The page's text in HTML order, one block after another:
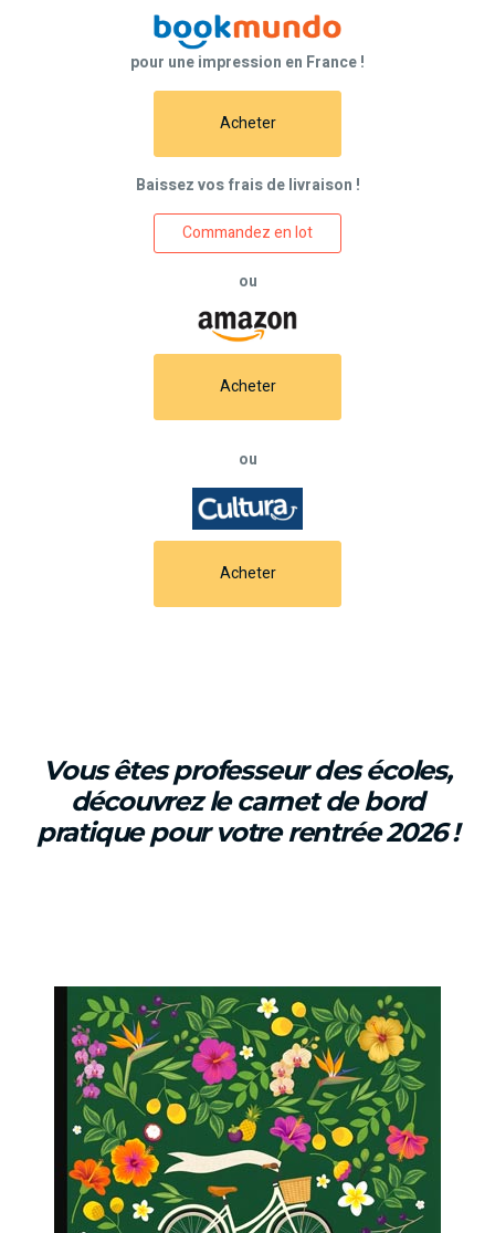
pour une impression en France !
Acheter
Baissez vos frais de livraison !
Commandez en lot
ou
Acheter
ou
Acheter
Vous êtes professeur des écoles,
découvrez le carnet de bord
pratique pour votre rentrée 2026 !